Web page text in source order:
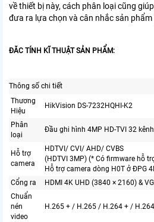
về thiết bị này, cách phân loại cũng
đưa ra lựa chọn và cân nhắc sản phẩm
ĐĂC TÍNH KĨ THUẬT SẢN PHẨM:
Thông số chi tiết
Thương
Hiệu
HikVision DS-7232HQHI-K2
Phân
loại
Đầu ghi hình 4MP HD-TVI 32 kênh
Hỗ trợ
camera
HDTVI/ CVI/ AHD/ CVBS
(HDTVI 3MP) (* Có firmware hỗ
Hỗ trợ camera dòng H0T ở ĐPG
Cổng ra
HDMI 4K UHD (3840 × 2160) &
Chuẩn
nén
video
H.265 + / H.265 / H.264 + / H.264